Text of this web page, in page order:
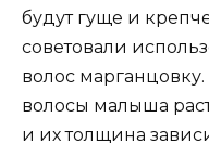
будут гуще и
советовали
волос
волосы малыша
и их толщина